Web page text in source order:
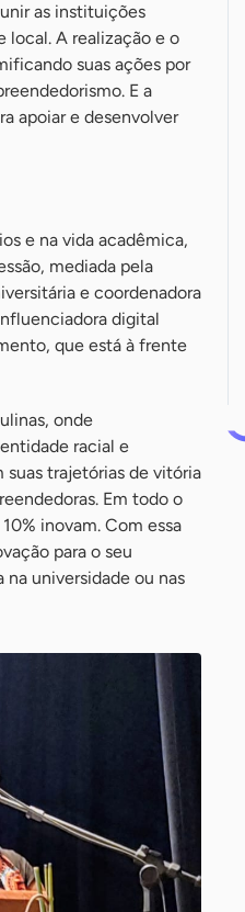
as instituições
local. A realização e o
suas ações por
E a
apoiar e desenvolver
e na vida acadêmica,
mediada pela
e coordenadora
digital
que está à frente
onde
racial e
trajetórias de vitória
Em todo o
inovam. Com essa
para o seu
na universidade ou nas